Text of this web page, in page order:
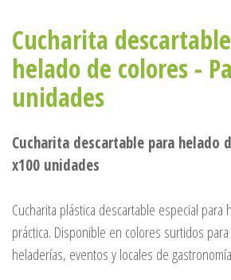
Cucharita
helado de colores -
unidades
Cucharita descartable para helado
x100 unidades
Cucharita plástica descartable especial
práctica. Disponible en colores surtidos
heladerías, eventos y locales de